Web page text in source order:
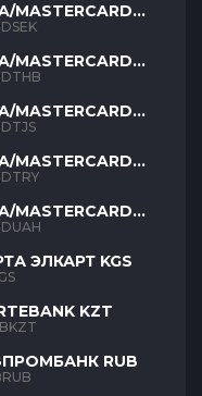
MASTERCARD
MASTERCARD
MASTERCARD
MASTERCARD
MASTERCARD
ЭЛКАРТ KGS
KZT
RUB